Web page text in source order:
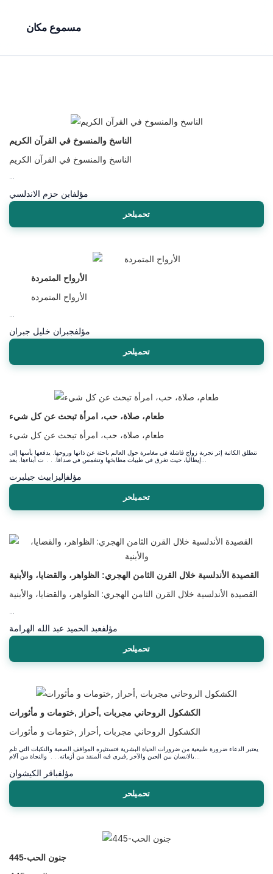
مسموع مكان
الناسخ والمنسوخ في القرآن الكريم
الناسخ والمنسوخ في القرآن الكريم
مؤلفابن حزم الاندلسي
تحميلحر
الأرواح المتمردة
الأرواح المتمردة
مؤلف
تحميلحر
طعام، صلاة، حب، امرأة تبحث عن كل شيء
طعام، صلاة، حب، امرأة تبحث عن كل شيء
تنطلق الكاتبة إثر تجربة زواج فاشلة في مغامرة حول العالم باحثة عن ذاتها وروحها. يدفعها يأسها إلى
مؤلفإليزابيث جيلبرت
تحميلحر
القصيدة الأندلسية خلال القرن الثامن الهجري: الظواهر، والقضايا، والأبنية
القصيدة الأندلسية خلال القرن الثامن الهجري: الظواهر، والقضايا، والأبنية
مؤلفعبد الحميد عبد الله الهرامة
تحميلحر
الكشكول الروحاني مجربات ,أحراز ,ختومات و مأثورات
الكشكول الروحاني مجربات ,أحراز ,ختومات و مأثورات
يعتبر الدعاء ضرورة طبيعية من ضرورات الحياة البشرية فتستثيره المواقف الصعبة والنكبات التي تلم
مؤلفباقر الكيشوان
تحميلحر
جنون الحب-445